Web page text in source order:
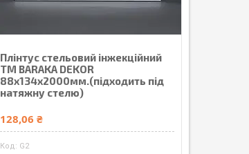
Плінтус стельовий інжекційний
ТМ BARAKA DEKOR
88х134х2000мм.(підходить під
натяжну стелю)
128,06 ₴
G2